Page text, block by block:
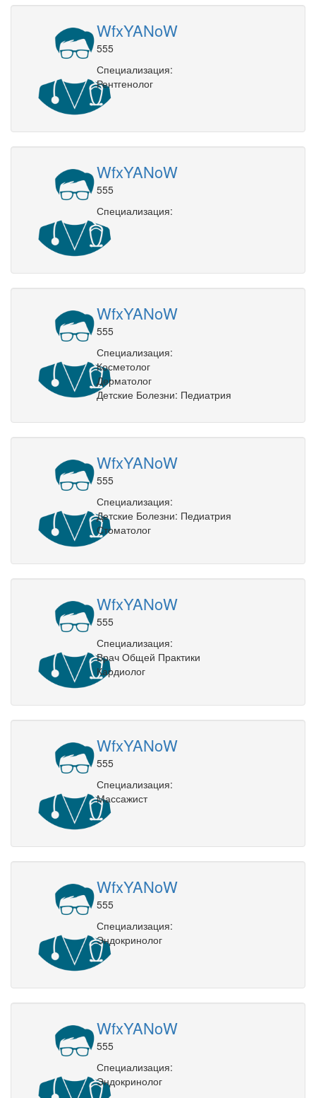
WfxYANoW
555
Специализация:
Рентгенолог
WfxYANoW
555
Специализация:
WfxYANoW
555
Специализация:
Косметолог
Дерматолог
Детские Болезни: Педиатрия
WfxYANoW
555
Специализация:
Детские Болезни: Педиатрия
Стоматолог
WfxYANoW
555
Специализация:
Врач Общей Практики
Кардиолог
WfxYANoW
555
Специализация:
Массажист
WfxYANoW
555
Специализация:
Эндокринолог
WfxYANoW
555
Специализация:
Эндокринолог